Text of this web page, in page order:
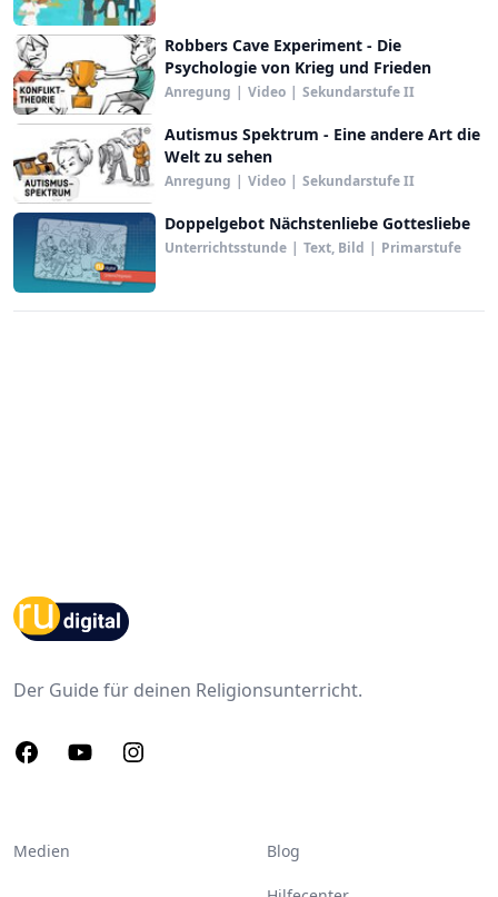
Robbers Cave Experiment - Die
Psychologie von Krieg und Frieden
Anregung | Video | Sekundarstufe II
Autismus Spektrum - Eine andere Art die
Welt zu sehen
Anregung | Video | Sekundarstufe II
Doppelgebot Nächstenliebe Gottesliebe
Unterrichtsstunde | Text, Bild | Primarstufe
Footer
Der Guide für deinen Religionsunterricht.
FacebookYoutubeInstagram
Medien Blog